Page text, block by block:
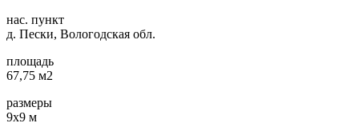
нас. пункт
д. Пески, Вологодская обл.
площадь
67,75 м2
размеры
9х9 м